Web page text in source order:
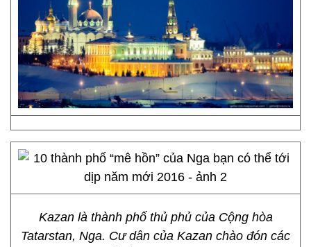
Kazan là thành phố thủ phủ của Cộng hòa
Tatarstan, Nga. Cư dân của Kazan chào đón các